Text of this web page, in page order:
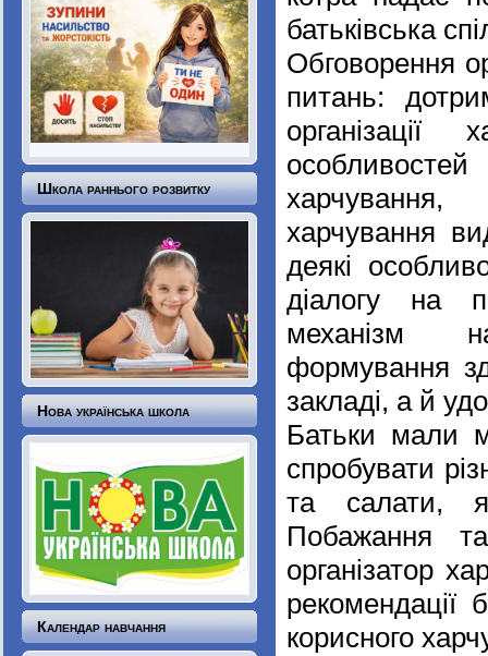
Школа раннього розвитку
Нова українська школа
Календар навчання
батьківська
Обговорення
питань:
харчування,
харчування
деякі
діалогу на
механізм
формування
закладі, а й
Батьки мали
спробувати
та салати,
Побажання
організатор
рекомендації
корисного